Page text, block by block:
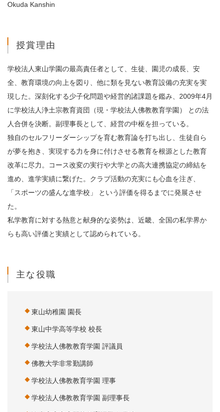
Okuda Kanshin
授賞理由
学校法人東山学園の最高責任者として、生徒、園児の成長、安
全、教育環境の向上を図り、他に類を見ない教育設備の充実を実
現した。深刻化する少子化問題や経営的諸課題を鑑み、2009年4月
に学校法人浄土宗教育資団（現・学校法人佛教教育学園） との法
人合併を決断。副理事長として、経営の中枢を担っている。
独自のセルフリーダーシップを育む教育論を打ち出し、生徒自ら
が夢を抱き、実現する力を身に付けさせる教育を根源とした教育
改革に尽力。コース改変の実行や大学との高大連携協定の締結を
進め、進学実績に繋げた。クラブ活動の充実にも心血を注ぎ、
「スポーツの盛んな進学校」 という評価を得るまでに発展させ
た。
私学教育に対する熱意と献身的な姿勢は、近畿、全国の私学界か
らも高い評価と実績として認められている。
主な役職
東山幼稚園 園長
東山中学高等学校 校長
学校法人佛教教育学園 評議員
佛教大学非常勤講師
学校法人佛教教育学園 理事
学校法人佛教教育学園 副理事長